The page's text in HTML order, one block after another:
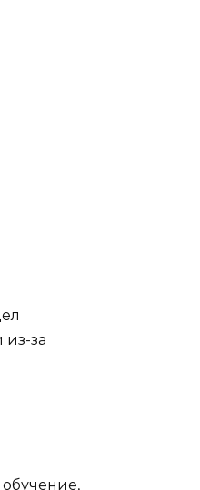
из-за